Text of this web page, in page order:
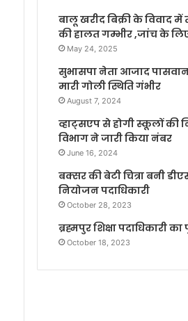
बालू खरीद बिक्री के विवाद में
की हालत गम्भीर ,जांच के
May 24, 2025
सुभासपा नेता आजाद
मारी गोली स्थिति गंभीर
August 7, 2024
व्हाट्सएप से होगी स्कूलों की
विभाग ने जारी किया नंबर
June 16, 2024
बक्सर की बेटी चित्रा बनी
नियोजन पदाधिकारी
October 28, 2023
ब्रह्मपुर शिक्षा पदाधिकारी
October 18, 2023